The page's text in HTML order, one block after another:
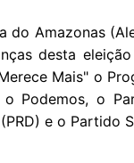
do Amazonas
desta
Mais" o
o Podemos, o
e o Partido